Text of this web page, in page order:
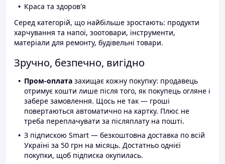
Краса та здоров'я
Серед категорій, що найбільше зростають: продукти
харчування та напої, зоотовари, інструменти,
матеріали для ремонту, будівельні товари.
Зручно, безпечно, вигідно
Пром-оплата захищає кожну покупку: продавець
отримує кошти лише після того, як покупець огляне і
забере замовлення. Щось не так — гроші
повертаються автоматично на картку. Плюс не
треба переплачувати за післяплату на пошті.
З підпискою Smart — безкоштовна доставка по всій
Україні за 50 грн на місяць. Достатньо однієї
покупки, щоб підписка окупилась.